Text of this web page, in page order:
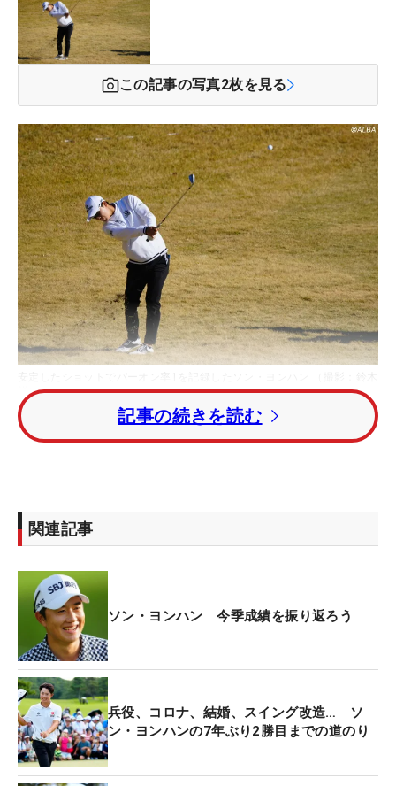
この記事の写真2枚を見る
祥）
2023年シーズンの国内男子ツアーは全26試合が終
だ。
同部門はパーオンをする率（パー4での1オン、パー
5での2オンを含む）を表したもの。1位を獲得した
ヨンハンは『74.291%』だった。今季24試合に出場
し23試合で予選を通過。1度の優勝と5度の2位を含
むトップ10に9回入り、賞金ランキング4位でシーズ
ンを終えている。
そんなヨンハンのスタッツを紐解いてみると、パー
オンホールの平均パットは58位（1.7747）だったの
記事の続きを読む
関連記事
ソン・ヨンハン 今季成績を振り返ろう
兵役、コロナ、結婚、スイング改造… ソ
ン・ヨンハンの7年ぶり2勝目までの道のり